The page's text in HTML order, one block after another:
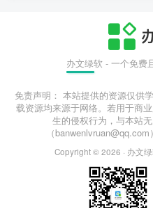
办文绿软 - 一个免费
免责声明： 本站提供的资源仅供
载资源均来源于网络。若用于商
生的侵权行为，与本站
（
Copyright © 2026 · 办文